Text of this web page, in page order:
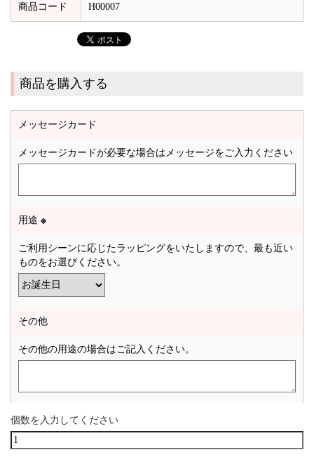
商品コード H00007
商品を購入する
メッセージカード
メッセージカードが必要な場合はメッセージをご入力ください
用途 ※
ご利用シーンに応じたラッピングをいたしますので、最も近い
ものをお選びください。
その他
その他の用途の場合はご記入ください。
個数を入力してください